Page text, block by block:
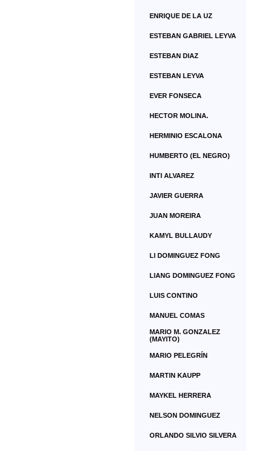
ENRIQUE DE LA UZ
ESTEBAN GABRIEL LEYVA
ESTEBAN DIAZ
ESTEBAN LEYVA
EVER FONSECA
HECTOR MOLINA.
HERMINIO ESCALONA
HUMBERTO (EL NEGRO)
INTI ALVAREZ
JAVIER GUERRA
JUAN MOREIRA
KAMYL BULLAUDY
LI DOMINGUEZ FONG
LIANG DOMINGUEZ FONG
LUIS CONTINO
MANUEL COMAS
MARIO M. GONZALEZ
(MAYITO)
MARIO PELEGRÍN
MARTIN KAUPP
MAYKEL HERRERA
NELSON DOMINGUEZ
ORLANDO SILVIO SILVERA